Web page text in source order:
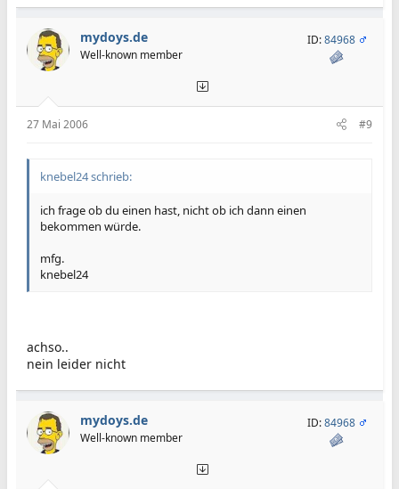
mydoys.de
Well-known member
ID:84968
27 Mai 2006 #9
knebel24 schrieb:
ich frage ob du einen hast, nicht ob ich dann einen
bekommen würde.
mfg.
knebel24
achso..
nein leider nicht
mydoys.de
Well-known member
ID:84968